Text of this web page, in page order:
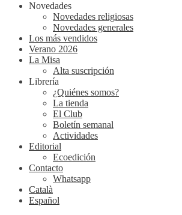
Novedades
Novedades religiosas
Novedades generales
Los más vendidos
Verano 2026
La Misa
Alta suscripción
Librería
¿Quiénes somos?
La tienda
El Club
Boletín semanal
Actividades
Editorial
Ecoedición
Contacto
Whatsapp
Català
Español